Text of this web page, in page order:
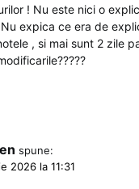
! Nu este nici o
expica ce era de
, si mai sunt 2 zile
spune:
2026 la 11:31